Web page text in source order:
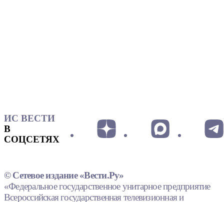
ИС ВЕСТИ
В
СОЦСЕТЯХ
© Сетевое издание «Вести.Ру»
«Федеральное государственное унитарное предприятие
Всероссийская государственная телевизионная и